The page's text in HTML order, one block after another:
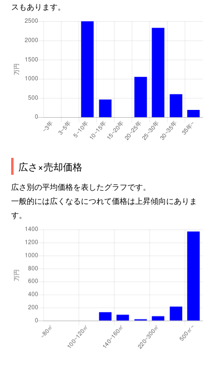
スもあります。
広さ×売却価格
広さ別の平均価格を表したグラフです。
一般的には広くなるにつれて価格は上昇傾向にありま
す。